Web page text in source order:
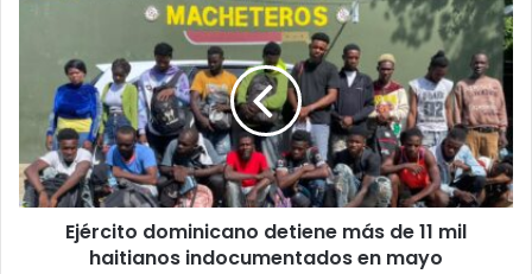
detiene
haitianos
indocumentados
Ejército dominicano detiene más de 11 mil
haitianos indocumentados en mayo